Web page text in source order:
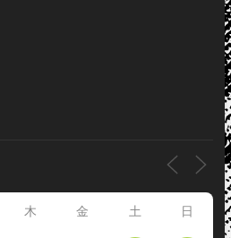
木 金 土 日